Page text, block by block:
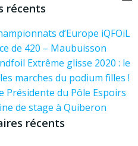
récents
d’Europe iQFOiL
de 420 – Maubuisson
Extrême glisse 2020 : le
marches du podium filles !
Présidente du Pôle Espoirs
de stage à Quiberon
récents